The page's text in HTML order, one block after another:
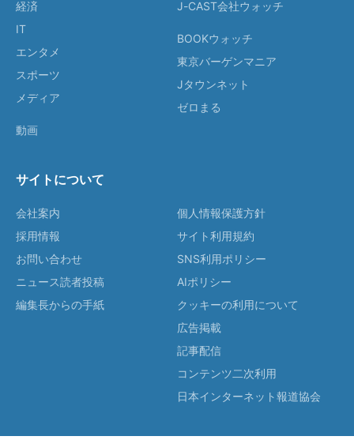
経済
IT
エンタメ
スポーツ
メディア
動画
J-CAST会社ウォッチ
BOOKウォッチ
東京バーゲンマニア
Jタウンネット
ゼロまる
サイトについて
会社案内
採用情報
お問い合わせ
ニュース読者投稿
編集長からの手紙
個人情報保護方針
サイト利用規約
SNS利用ポリシー
AIポリシー
クッキーの利用について
広告掲載
記事配信
コンテンツ二次利用
日本インターネット報道協会